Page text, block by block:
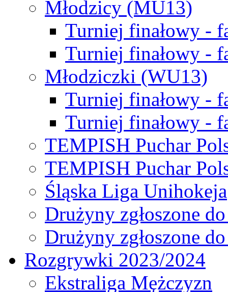
Młodzicy (MU13)
Turniej finałowy -
Turniej finałowy -
Młodziczki (WU13)
Turniej finałowy -
Turniej finałowy -
TEMPISH Puchar
TEMPISH Puchar
Śląska Liga Unihokeja
Drużyny zgłoszone
Drużyny zgłoszone
Rozgrywki 2023/2024
Ekstraliga Mężczyzn